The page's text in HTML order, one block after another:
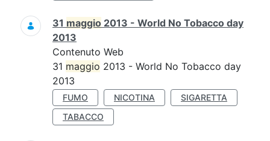
31 maggio 2013 - World No Tobacco day
2013
Contenuto Web
31 maggio 2013 - World No Tobacco day
2013
FUMO NICOTINA
SIGARETTA
TABACCO